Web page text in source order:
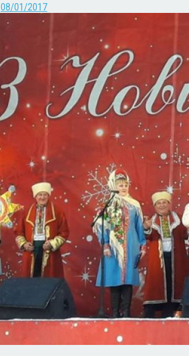
08/01/2017